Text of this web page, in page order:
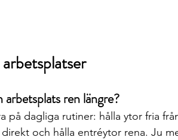
ren längre?
på dagliga rutiner: hålla ytor fria
och hålla entréytor rena. Ju